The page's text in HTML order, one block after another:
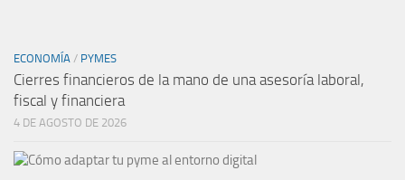
ECONOMÍA / PYMES
Cierres financieros de la mano de una asesoría laboral,
fiscal y financiera
4 DE AGOSTO DE 2026